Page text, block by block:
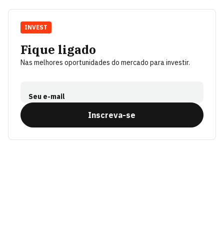
Fique ligado
Nas melhores oportunidades do mercado para investir.
Seu e-mail
Inscreva-se
INVEST